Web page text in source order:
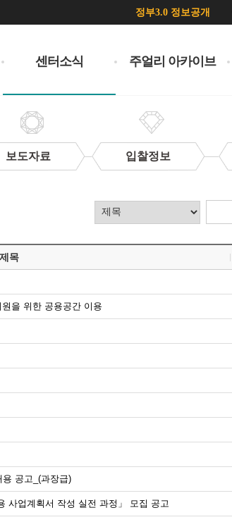
정부3.0 정보공개
센터소식 주얼리 아카이브
보도자료 입찰정보
제목
을 위한 공용공간 이용
공고_(과장급)
사업계획서 작성 실전 과정」 모집 공고